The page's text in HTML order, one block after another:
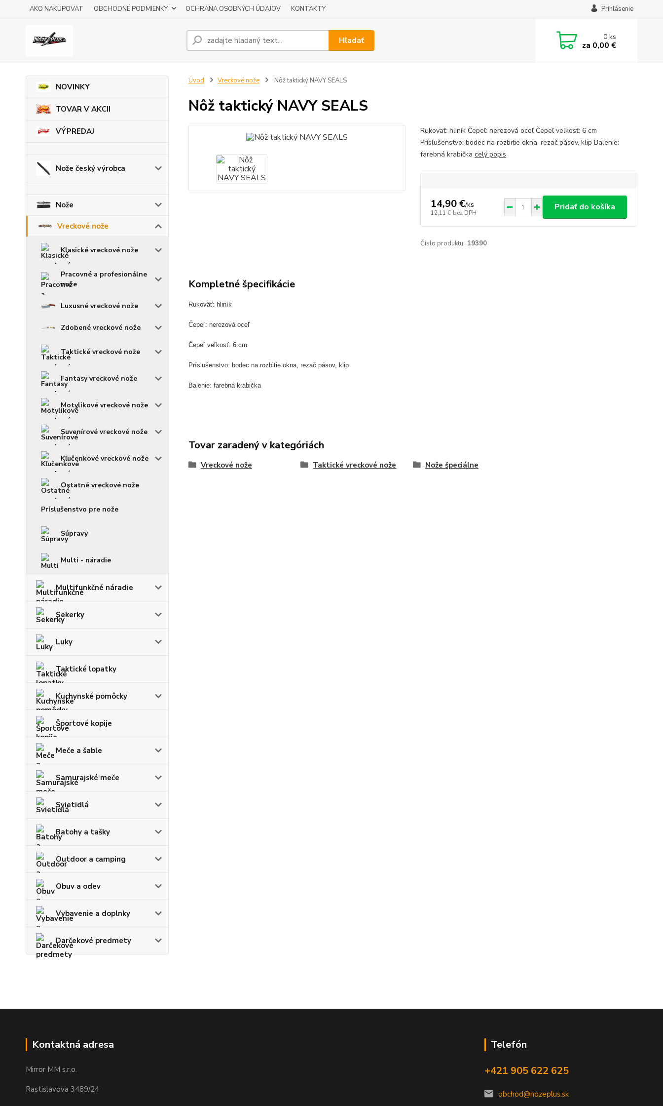
AKO NAKUPOVAT OBCHODNÉ PODMIENKY OCHRANA OSOBNÝCH ÚDAJOV KONTAKTY Prihlásenie
Hľadať 0ks
za 0,00 €
NOVINKY
TOVAR V AKCII
VÝPREDAJ
Nože český výrobca
Nože
Vreckové nože
Klasické vreckové nože
Pracovné a profesionálne
nože
Luxusné vreckové nože
Zdobené vreckové nože
Taktické vreckové nože
Fantasy vreckové nože
Motylikové vreckové nože
Suvenírové vreckové nože
Kľučenkové vreckové nože
Ostatné vreckové nože
Príslušenstvo pre nože
Súpravy
Multi - náradie
Multifunkčné náradie
Sekerky
Luky
Taktické lopatky
Kuchynské pomôcky
Športové kopije
Meče a šable
Samurajské meče
Svietidlá
Batohy a tašky
Outdoor a camping
Obuv a odev
Vybavenie a doplnky
Darčekové predmety
Úvod Vreckové nože Nôž taktický NAVY SEALS
Nôž taktický NAVY SEALS
Rukoväť: hliník Čepeľ: nerezová oceľ Čepeľ veľkosť: 6 cm
Príslušenstvo: bodec na rozbitie okna, rezač pásov, klip Balenie:
farebná krabička celý popis
14,90 €/ks
12,11 € bez DPH
Pridať do košíka
Číslo produktu: 19390
Kompletné špecifikácie
Rukoväť: hliník
Čepeľ: nerezová oceľ
Čepeľ veľkosť: 6 cm
Príslušenstvo: bodec na rozbitie okna, rezač pásov, klip
Balenie: farebná krabička
Tovar zaradený v kategóriách
Vreckové nože Taktické vreckové nože Nože špeciálne
Kontaktná adresa
Mirror MM s.r.o.
Rastislavova 3489/24
Telefón
+421 905 622 625
obchod@nozeplus.sk